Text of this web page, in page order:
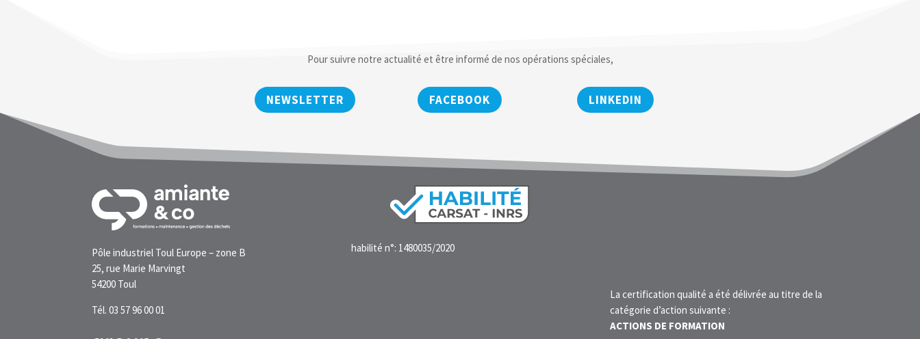
Pour suivre notre actualité et être informé de nos opérations spéciales,
NEWSLETTER FACEBOOK LINKEDIN
Pôle industriel Toul Europe – zone B
25, rue Marie Marvingt
54200 Toul
Tél. 03 57 96 00 01
habilité n°: 1480035/2020
La certification qualité a été délivrée au titre de la
catégorie d’action suivante :
ACTIONS DE FORMATION